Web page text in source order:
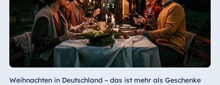
Weihnachten in Deutschland – das ist mehr als Geschenke